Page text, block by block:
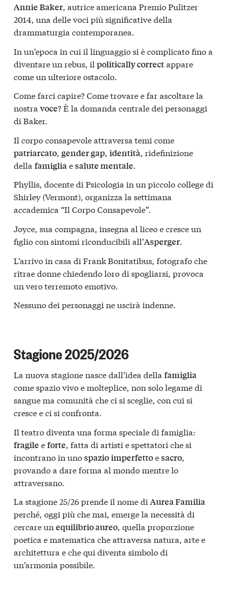
Annie Baker, autrice americana Premio Pulitzer
2014, una delle voci più significative della
drammaturgia contemporanea.
In un’epoca in cui il linguaggio si è complicato fino a
diventare un rebus, il politically correctappare
come un ulteriore ostacolo.
Come farci capire? Come trovare e far ascoltare la
nostra voce? È la domanda centrale dei personaggi
di Baker.
Il corpo consapevole attraversa temi come
patriarcato, gender gap, identità, ridefinizione
della famigliaesalute mentale.
Phyllis, docente di Psicologia in un piccolo college di
Shirley (Vermont), organizza la settimana
accademica “Il Corpo Consapevole”.
Joyce, sua compagna, insegna al liceo e cresce un
figlio con sintomi riconducibili all’Asperger.
L’arrivo in casa di Frank Bonitatibus, fotografo che
ritrae donne chiedendo loro di spogliarsi, provoca
un vero terremoto emotivo.
Nessuno dei personaggi ne uscirà indenne.
Stagione 2025/2026
La nuova stagione nasce dall’idea della famiglia
come spazio vivo e molteplice, non solo legame di
sangue ma comunità che ci si sceglie, con cui si
cresce e ci si confronta.
Il teatro diventa una forma speciale di famiglia:
fragile eforte , fatta di artisti e spettatori che si
incontrano in unospazioimperfettoesacro
provando a dare forma al mondo mentre lo
attraversano.
La stagione 25/26 prende il nome di Aurea Familia
perché, oggi più che mai, emerge la necessità di
cercare un equilibrio aureo, quella proporzione
poetica e matematica che attraversa natura, arte e
architettura e che qui diventa simbolo di
un’armonia possibile.